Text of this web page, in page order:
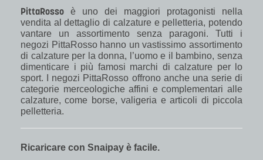
PittaRosso è uno dei maggiori protagonisti nella
vendita al dettaglio di calzature e pelletteria, potendo
vantare un assortimento senza paragoni. Tutti i
negozi PittaRosso hanno un vastissimo assortimento
di calzature per la donna, l’uomo e il bambino, senza
dimenticare i più famosi marchi di calzature per lo
sport. I negozi PittaRosso offrono anche una serie di
categorie merceologiche affini e complementari alle
calzature, come borse, valigeria e articoli di piccola
pelletteria.
Ricaricare con Snaipay è facile.